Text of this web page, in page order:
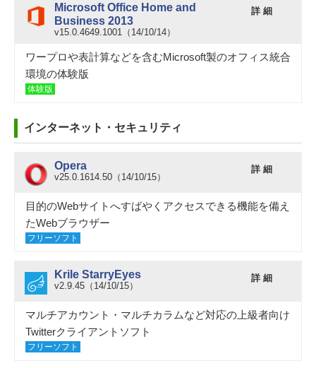
Microsoft Office Home and
Business 2013
v15.0.4649.1001（14/10/14）
詳 細
ワープロや表計算などを含むMicrosoft製のオフィス統合
環境の体験版
体験版
インターネット・セキュリティ
Opera
v25.0.1614.50（14/10/15）
詳 細
目的のWebサイトへすばやくアクセスできる機能を備え
たWebブラウザー
フリーソフト
Krile StarryEyes
v2.9.45（14/10/15）
詳 細
マルチアカウント・マルチカラムなど対応の上級者向け
Twitterクライアントソフト
フリーソフト